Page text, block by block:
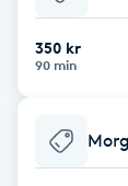
Babylights
Balayage
350 kr
90 min